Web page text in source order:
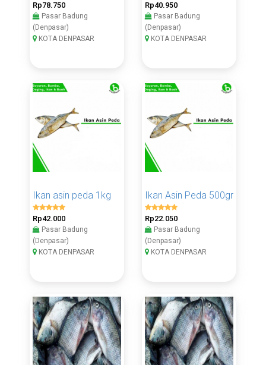
Rp78.750
Pasar Badung
(Denpasar)
KOTA DENPASAR
Rp40.950
Pasar Badung
(Denpasar)
KOTA DENPASAR
Ikan asin peda 1kg
Rp42.000
Pasar Badung
(Denpasar)
KOTA DENPASAR
Ikan Asin Peda 500gr
Rp22.050
Pasar Badung
(Denpasar)
KOTA DENPASAR